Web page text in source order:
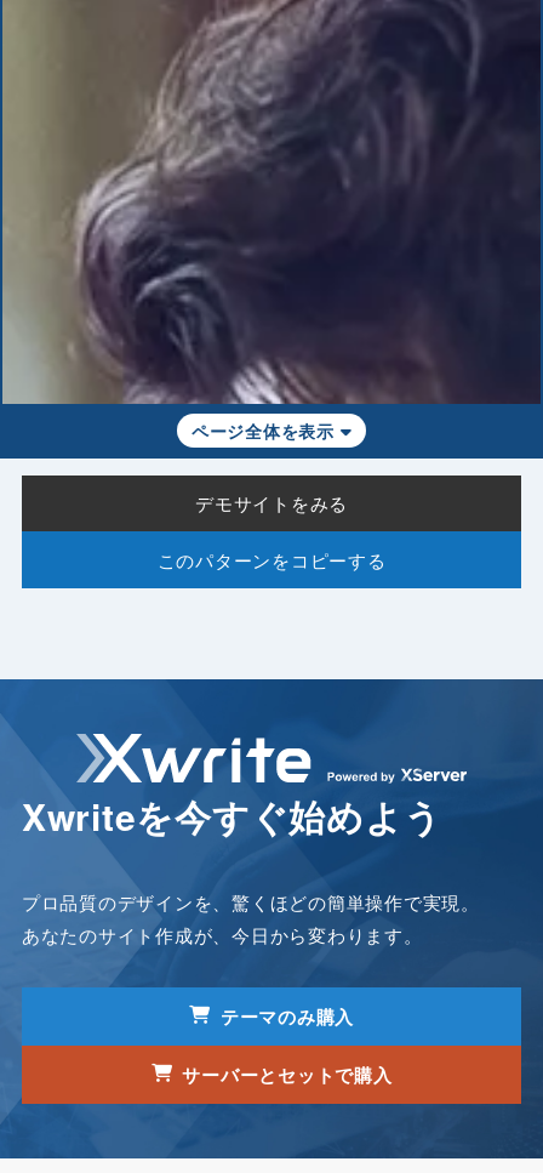
ページ全体を表示
デモサイトをみる
このパターンをコピーする
Xwriteを今すぐ始めよう
プロ品質のデザインを、驚くほどの簡単操作で実現。
あなたのサイト作成が、今日から変わります。
テーマのみ購入
サーバーとセットで購入